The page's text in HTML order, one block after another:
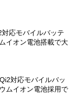
応モバイルバッテ
イオン電池搭載で大
対応モバイルバッ
ムイオン電池採用で